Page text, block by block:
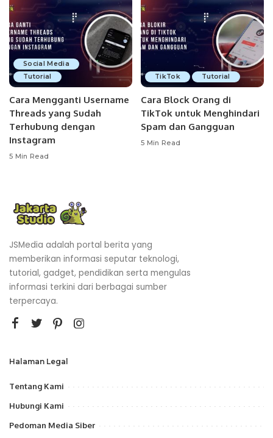
Social Media
Tutorial
Cara Mengganti Username
Threads yang Sudah
Terhubung dengan
Instagram
5 Min Read
TikTok Tutorial
Cara Block Orang di
TikTok untuk Menghindari
Spam dan Gangguan
5 Min Read
JSMedia adalah portal berita yang
memberikan informasi seputar teknologi,
tutorial, gadget, pendidikan serta mengulas
informasi terkini dari berbagai sumber
terpercaya.
Halaman Legal
Tentang Kami
Hubungi Kami
Pedoman Media Siber